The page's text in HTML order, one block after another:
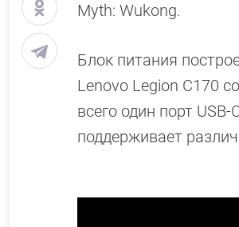
Myth: Wukong.
Блок питания
Lenovo Legion C170
всего один порт
поддерживает